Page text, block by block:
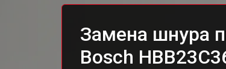
Замена шнура
Bosch